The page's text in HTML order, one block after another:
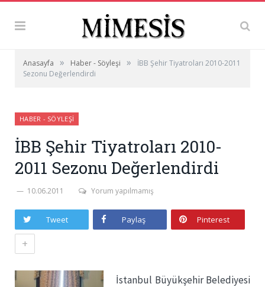
Anasayfa » Haber - Söyleşi »
İBB Şehir Tiyatroları 2010-2011
Sezonu Değerlendirdi
HABER - SÖYLEŞI
İBB Şehir Tiyatroları 2010-
2011 Sezonu Değerlendirdi
10.06.2011 Yorum yapılmamış
Tweet Paylaş Pinterest
+
İstanbul Büyükşehir Belediyesi